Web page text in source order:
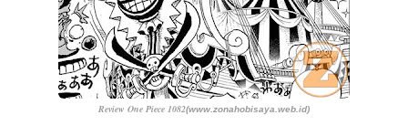
Review One Piece 1082(www.zonahobisaya.web.id)